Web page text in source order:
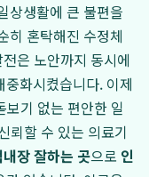
상생활에 큰 불편을
히 혼탁해진 수정체
은 노안까지 동시에
화시켰습니다. 이제
기 없는 편안한 일
뢰할 수 있는 의료기
장 잘하는 곳으로 인